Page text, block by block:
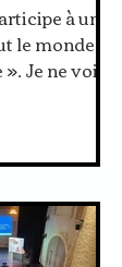
à un
le monde
Je ne vois